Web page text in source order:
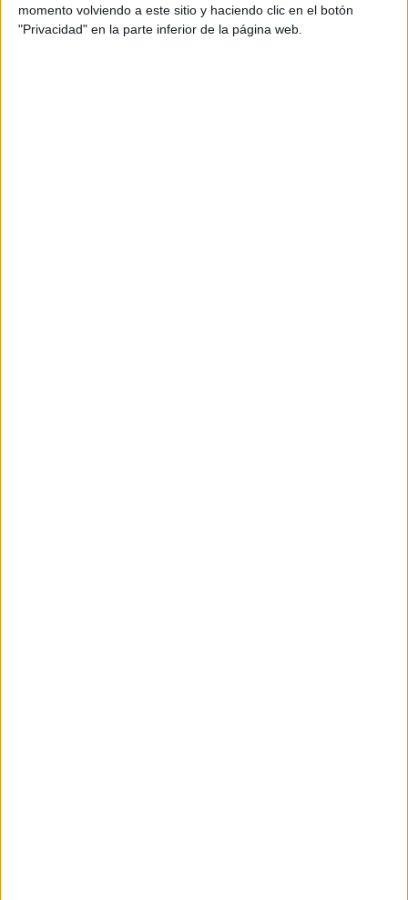
momento volviendo a este sitio y haciendo clic en el botón
"Privacidad" en la parte inferior de la página web.
Para Quique Arranz, business development
manager de Making Science, “es un gran paso